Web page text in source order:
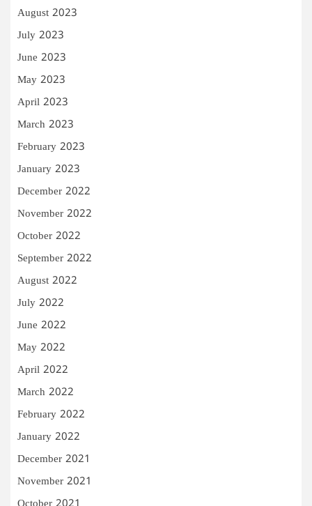
August 2023
July 2023
June 2023
May 2023
April 2023
March 2023
February 2023
January 2023
December 2022
November 2022
October 2022
September 2022
August 2022
July 2022
June 2022
May 2022
April 2022
March 2022
February 2022
January 2022
December 2021
November 2021